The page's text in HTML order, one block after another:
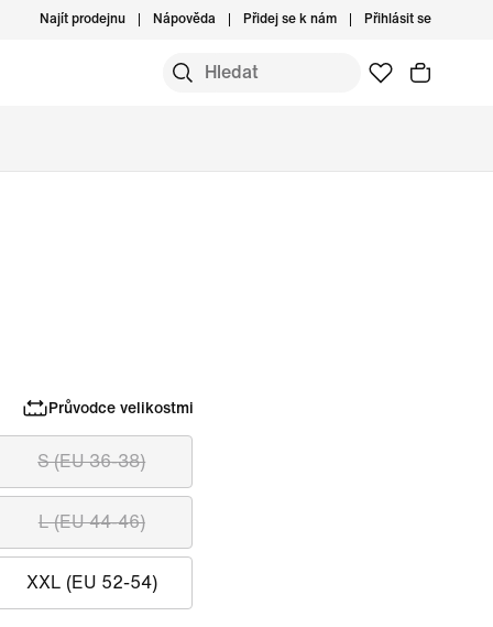
Najít prodejnu Nápověda Přidej se k nám Přihlásit se
Průvodce velikostmi
S (EU 36-38)
L (EU 44-46)
XXL (EU 52-54)